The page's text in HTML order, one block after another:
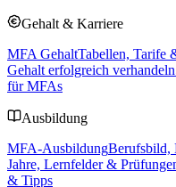
Gehalt & Karriere
MFA GehaltTabellen, Tarife
Gehalt erfolgreich verhandeln
für MFAs
Ausbildung
MFA-AusbildungBerufsbild,
Jahre, Lernfelder &
& Tipps